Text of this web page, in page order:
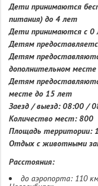
Дети принимаются
питания) до 4 лет
Дети принимаются с 0
Детям
Детям
дополнительном
Детям
месте до 15 лет
Заезд / выезд: 08:00 /
Количество мест: 800
Площадь территории:
Отдых с животными
Расстояния:
до аэропорта: 110